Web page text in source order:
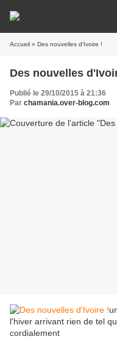
Accueil » Des nouvelles d'Ivoire !
Des nouvelles
Publié le 29/10/2015 à 21:36
Par chamania.over-blog.com
l'hiver arrivant rien de tel
cordialement